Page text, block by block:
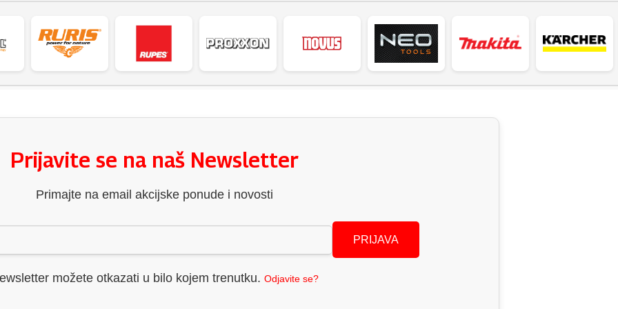
Prijavite se na naš Newsletter
Primajte na email akcijske ponude i novosti
PRIJAVA
možete otkazati u bilo kojem trenutku. Odjavite se?